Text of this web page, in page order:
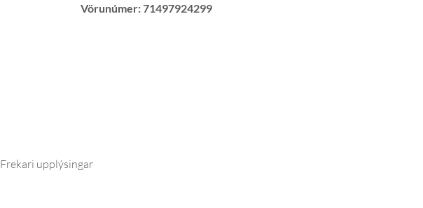
Vörunúmer:71497924299
Frekari upplýsingar